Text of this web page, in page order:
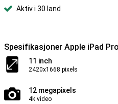
Aktiv i 30 land
Spesifikasjoner Apple iPad
11 inch
2420x1668 pixels
12 megapixels
4k video